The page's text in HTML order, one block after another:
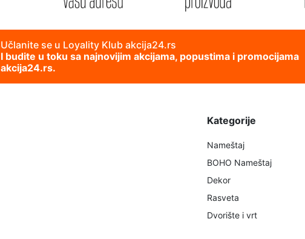
Učlanite se u Loyality Klub akcija24.rs
I budite u toku sa najnovijim akcijama, popustima i promocijama
akcija24.rs.
Kategorije
Nameštaj
BOHO Nameštaj
Dekor
Rasveta
Dvorište i vrt